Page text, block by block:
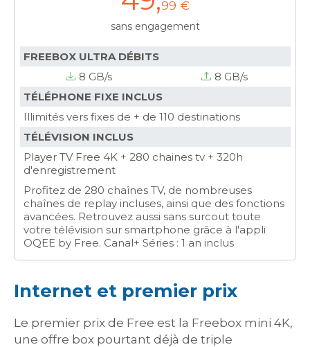
99 €
sans engagement
FREEBOX ULTRA DÉBITS
8 GB/s
8 GB/s
TÉLÉPHONE FIXE INCLUS
Illimités vers fixes de + de 110 destinations
TÉLÉVISION INCLUS
Player TV Free 4K + 280 chaines tv + 320h
d'enregistrement
Profitez de 280 chaînes TV, de nombreuses
chaînes de replay incluses, ainsi que des fonctions
avancées. Retrouvez aussi sans surcout toute
votre télévision sur smartphone grâce à l'appli
OQEE by Free. Canal+ Séries : 1 an inclus
Internet et premier prix
Le premier prix de Free est la Freebox mini 4K,
une offre box pourtant déjà de triple